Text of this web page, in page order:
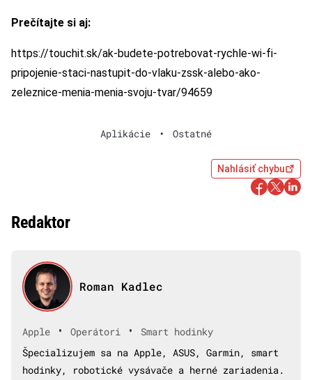
Prečítajte si aj:
https://touchit.sk/ak-budete-potrebovat-rychle-wi-fi-
pripojenie-staci-nastupit-do-vlaku-zssk-alebo-ako-
zeleznice-menia-menia-svoju-tvar/94659
Aplikácie • Ostatné
Nahlásiť chybu
Redaktor
Roman Kadlec
Apple • Operátori •
Smart hodinky
Špecializujem sa na Apple, ASUS, Garmin, smart
hodinky, robotické vysávače a herné zariadenia.